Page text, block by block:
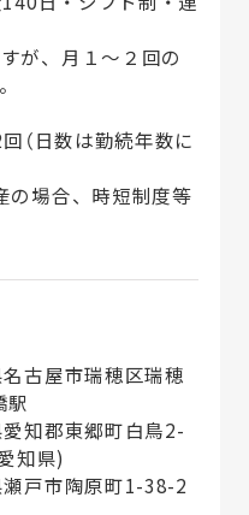
が、月１～２回の
日数は勤続年数に
の場合、時短制度等
古屋市瑞穂区瑞穂
知郡東郷町白鳥2-
知県)
瀬戸市陶原町1-38-2